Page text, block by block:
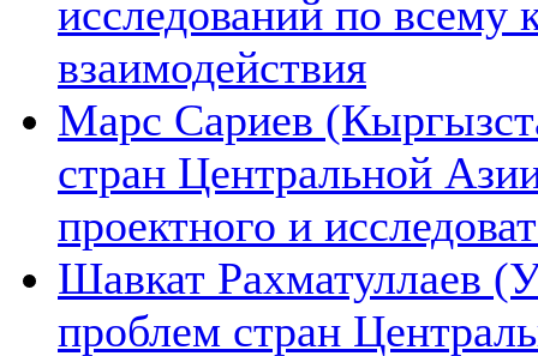
исследований по всему
взаимодействия
Марс Сариев
стран Центральной
проектного и
Шавкат Рахматуллаев
проблем стран